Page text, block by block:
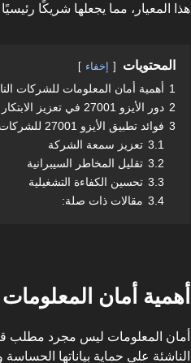
هذا المعيار، مما يجعلها شريكًا
المحتويات إخفاء
1 أهمية أمان المعلومات للشركات
2 دور الأيزو 27001 في تعزيز الابتكار
3 فوائد تطبيق الأيزو 27001 للشركات الناشئة
3.1 تعزيز سمعة الشركة
3.2 تقليل المخاطر السيبرانية
3.3 تحسين الكفاءة التشغيلية
3.4 مقالات ذات صلة:
أهمية أمان
أمان المعلومات ليس مجرد مطلب
الناشئة على حماية بياناتها